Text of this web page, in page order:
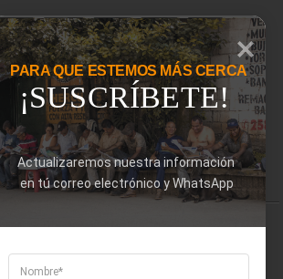
– 58
2, elaborado por Corporación Mi
PARA QUE ESTEMOS MÁS CERCA
¡SUSCRÍBETE!
Actualizaremos nuestra información
en tú correo electrónico y WhatsApp